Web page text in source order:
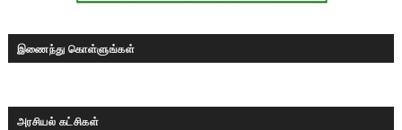
இணைந்து கொள்ளுங்கள்
அரசியல் கட்சிகள்